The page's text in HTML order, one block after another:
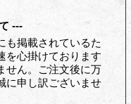
---
も掲載されているた
を心掛けております
せん。ご注文後に万
に申し訳ございませ